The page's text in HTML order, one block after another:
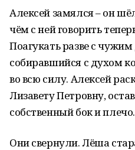
Алексей замялся – он
чём с ней говорить
Поагукать разве с
собиравшийся с духом
во всю силу. Алексей
Лизавету Петровну,
собственный бок и плечо.
Они свернули. Лёша